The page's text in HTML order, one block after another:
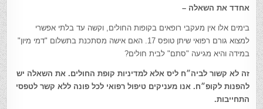
אחדד את השאלה –
בימים אלו אין מעקבי רופאים בקופות החולים, וקשה עד בלתי אפשרי
למצוא גורם רפואי שיתן טופס 17. האם אישה מסתכנת בתשלום "דמי מיון"
במידה והיא מגיעה "סתם" לבית חולים?
זה לא קשור לביה״ח ליס אלא למדיניות קופת החולים. את השאלה יש
להפנות לקופ״ח. אנו מעניקים טיפול רפואי לכל פונה ללא קשר לטפסי
התחייבות.